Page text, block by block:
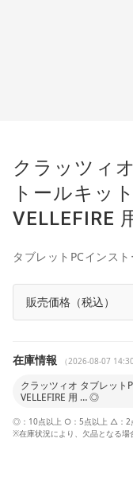
クラッツィ
トールキッ
VELLEFIRE
タブレットPCインス
販売価格（税込）
在庫情報 （2026-08-07
クラッツィオ タブレット
VELLEFIRE 用 … ◎
◎：10点以上 ○：5点以上 △：2
※在庫状況により、欠品となる場